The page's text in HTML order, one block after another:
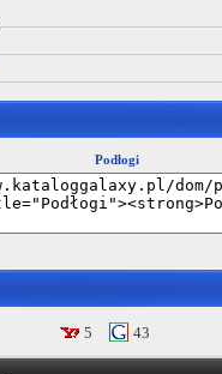
Podłogi
5 43